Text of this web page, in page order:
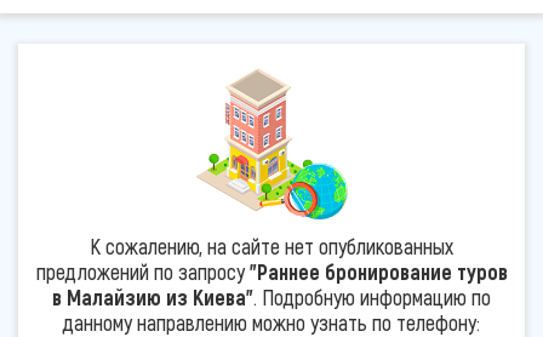
К сожалению, на сайте нет опубликованных
предложений по запросу"Раннее бронирование туров
в Малайзию из Киева". Подробную информацию по
данному направлению можно узнать по телефону: